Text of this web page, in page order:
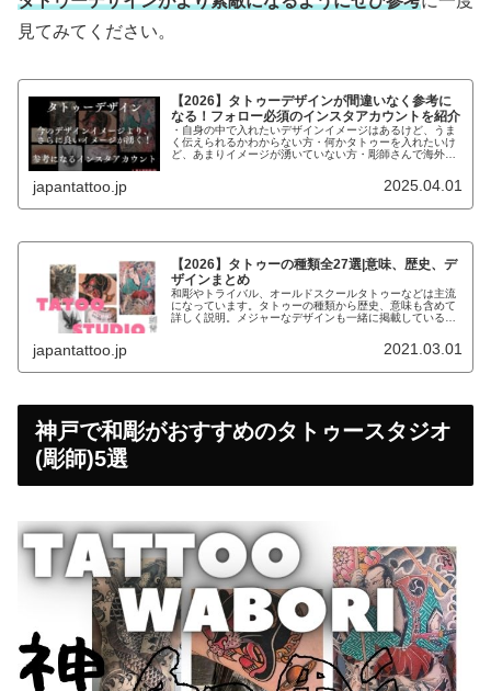
見てみてください。
【2026】タトゥーデザインが間違いなく参考に
なる！フォロー必須のインスタアカウントを紹介
・自身の中で入れたいデザインイメージはあるけど、うま
く伝えられるかわからない方・何かタトゥーを入れたいけ
ど、あまりイメージが湧いていない方・彫師さんで海外の
japantattoo.jp 2025.04.01
【2026】タトゥーの種類全27選|意味、歴史、デ
ザインまとめ
和彫やトライバル、オールドスクールタトゥーなどは主流
になっています。タトゥーの種類から歴史、意味も含めて
詳しく説明。メジャーなデザインも一緒に掲載しているの
japantattoo.jp 2021.03.01
神戸で和彫がおすすめのタトゥースタジオ
(彫師)5選